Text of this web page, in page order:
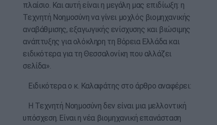
πλαίσιο. Και αυτή είναι η μεγάλη μας επιδίωξη: η
Τεχνητή Νοημοσύνη να γίνει μοχλός βιομηχανικής
αναβάθμισης, εξαγωγικής ενίσχυσης και βιώσιμης
ανάπτυξης για ολόκληρη τη Βόρεια Ελλάδα και
ειδικότερα για τη Θεσσαλονίκη που αλλάζει
σελίδα».
Ειδικότερα ο κ. Καλαφάτης στο άρθρο αναφέρει:
Η Τεχνητή Νοημοσύνη δεν είναι μια μελλοντική
υπόσχεση. Είναι η νέα βιομηχανική επανάσταση